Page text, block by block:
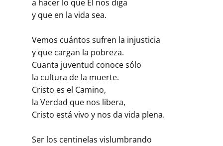
a hacer lo que Él nos diga
y que en la vida sea.
Vemos cuántos sufren la injusticia
y que cargan la pobreza.
Cuanta juventud conoce sólo
la cultura de la muerte.
Cristo es el Camino,
la Verdad que nos libera,
Cristo está vivo y nos da vida plena.
Ser los centinelas vislumbrando